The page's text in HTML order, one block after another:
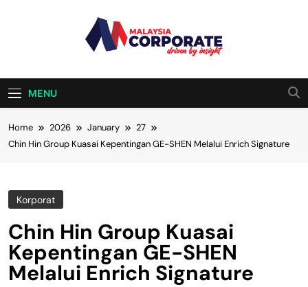
Malaysia
Corporate
MENU
Home 2026 January
27
Chin Hin Group Kuasai Kepentingan GE-SHEN Melalui Enrich Signature
Korporat
Chin Hin Group Kuasai
Kepentingan GE-SHEN
Melalui Enrich Signature